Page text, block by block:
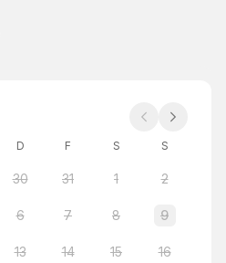
D F S S
30 31 1 2
6 7 8 9
13 14 15 16